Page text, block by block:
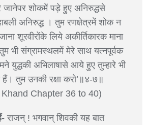
जानेपर शोकमें पड़े हुए अनिरुद्धसे
अनिरुद्ध । तुम रणक्षेत्रमें शोक न
शूरवीरोंके लिये अकीर्तिकारक माना
भी संग्रामस्थलमें मेरे साथ यत्नपूर्वक
युद्धकी अभिलाषासे आये हुए तुम्हारे भी
हैं। तुम उनकी रक्षा करो’॥४-७॥
Chapter 36 to 40)
राजन् ! भगवान् शिवकी यह बात